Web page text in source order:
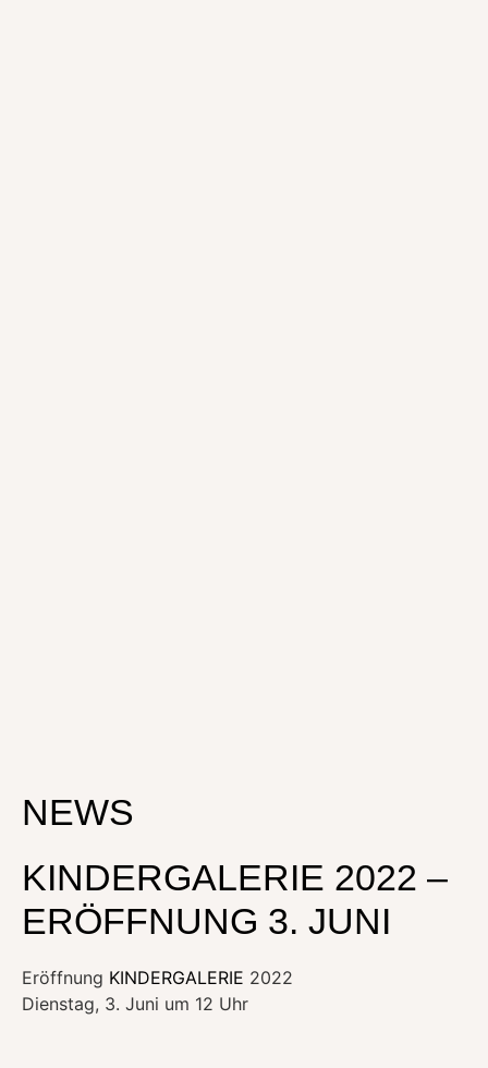
NEWS
KINDERGALERIE 2022 –
ERÖFFNUNG 3. JUNI
Eröffnung KINDERGALERIE 2022
Dienstag, 3. Juni um 12 Uhr